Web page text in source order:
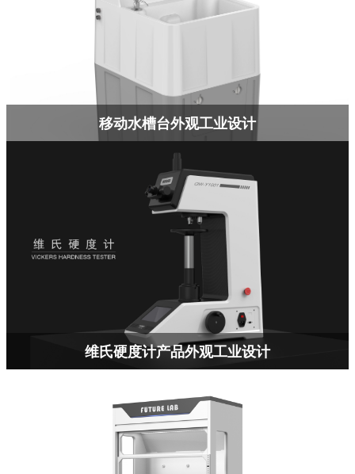
移动水槽台外观工业设计
维氏硬度计产品外观工业设计